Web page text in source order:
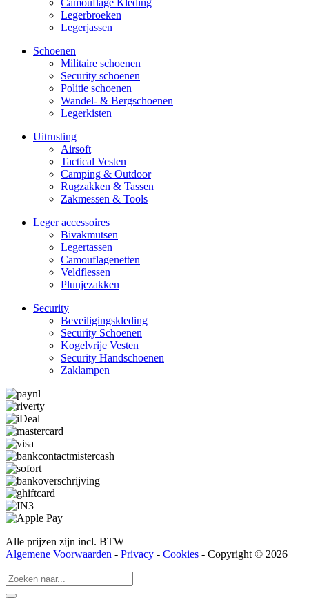
Camouflage Kleding
Legerbroeken
Legerjassen
Schoenen
Militaire schoe­nen
Security schoenen
Politie schoenen
Wandel- & Berg­­schoenen
Legerkisten
Uitrusting
Airsoft
Tactical Ves­ten
Camping & Outdoor
Rugzakken & Tassen
Zakmessen & Tools
Leger accessoires
Bivakmutsen
Legertassen
Camouflage­­netten
Veldflessen
Plunjezakken
Security
Beveiligings­­kleding
Security Schoenen
Kogelvrije Vesten
Security Hand­­schoenen
Zaklampen
Alle prijzen zijn incl. BTW
Algemene Voorwaarden - Privacy - Cookies - Copyright © 2026